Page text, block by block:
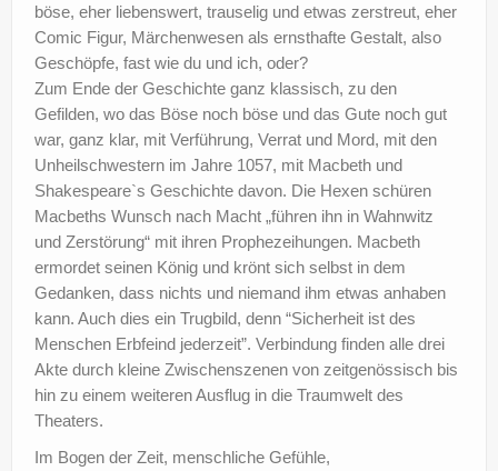
böse, eher liebenswert, trauselig und etwas zerstreut, eher
Comic Figur, Märchenwesen als ernsthafte Gestalt, also
Geschöpfe, fast wie du und ich, oder?
Zum Ende der Geschichte ganz klassisch, zu den
Gefilden, wo das Böse noch böse und das Gute noch gut
war, ganz klar, mit Verführung, Verrat und Mord, mit den
Unheilschwestern im Jahre 1057, mit Macbeth und
Shakespeare`s Geschichte davon. Die Hexen schüren
Macbeths Wunsch nach Macht „führen ihn in Wahnwitz
und Zerstörung“ mit ihren Prophezeihungen. Macbeth
ermordet seinen König und krönt sich selbst in dem
Gedanken, dass nichts und niemand ihm etwas anhaben
kann. Auch dies ein Trugbild, denn “Sicherheit ist des
Menschen Erbfeind jederzeit”. Verbindung finden alle drei
Akte durch kleine Zwischenszenen von zeitgenössisch bis
hin zu einem weiteren Ausflug in die Traumwelt des
Theaters.
Im Bogen der Zeit, menschliche Gefühle,